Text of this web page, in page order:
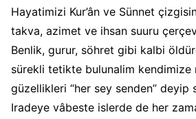
Hayatimizi Kur’ân ve Sünnet
takva, azimet ve ihsan suuru
Benlik, gurur, söhret gibi kalbi
sürekli tetikte bulunalim kendimize
güzellikleri “her sey senden” deyip
Iradeye vâbeste islerde de her